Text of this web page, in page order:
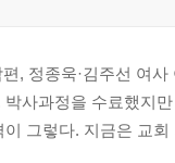
의 왕국 85
편, 정종욱·김주선 여
사과정을 수료했지
그렇다. 지금은 교